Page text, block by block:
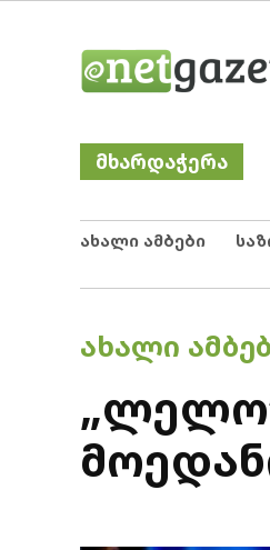
მხარდაჭერა
ახალი ამბები
POSTED
ᲐᲮᲐᲚᲘ